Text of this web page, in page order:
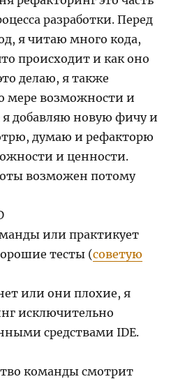
разработки. Перед
я читаю много кода,
происходит и как оно
делаю, я также
мере возможности и
добавляю новую фичу и
думаю и рефакторю
и ценности.
возможен потому
или практикует
тесты (советую
или они плохие, я
исключительно
средствами IDE.
команды смотрит